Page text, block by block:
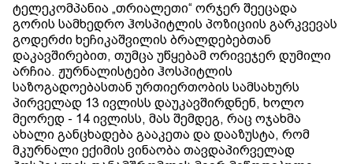
ტელეკომპანია „თრიალეთი“ ორჯერ შეეცადა
გორის სამხედრო ჰოსპიტლის პოზიციის გარკვევას
გოდერძი ხეჩიკაშვილის ბრალდებებთან
დაკავშირებით, თუმცა უწყებამ ორივეჯერ დუმილი
არჩია. ჟურნალისტები ჰოსპიტლის
საზოგადოებასთან ურთიერთობის სამსახურს
პირველად 13 ივლისს დაუკავშირდნენ, ხოლო
მეორედ - 14 ივლისს, მას შემდეგ, რაც ოჯახმა
ახალი განცხადება გააკეთა და დააზუსტა, რომ
მკურნალი ექიმის ვინაობა თავდაპირველად